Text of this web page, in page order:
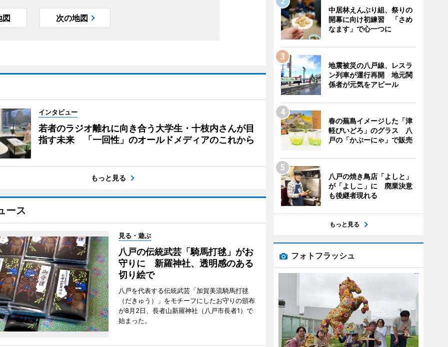
図 次の地図
インタビュー
若者のラジオ離れに向き合う大学生・十枝内さんが目
指す未来 「一回性」のオールドメディアのこれから
もっと見る
ース
見る・遊ぶ
八戸の伝統武芸「騎馬打毬」がお
守りに 新羅神社、透明感のある
切り絵で
八戸を代表する伝統武芸「加賀美流騎馬打毬
（だきゅう）」をモチーフにしたお守りの頒布
が8月2日、長者山新羅神社（八戸市長者1）で
始まった。
中居林えんぶり組、祭りの
開幕に向け初練習 「さめ
なます」で心一つに
地震被災の八戸線、レスラ
ン列車が運行再開 地元関
係者が元気をアピール
春の蕪島イメージした「津
軽びいどろ」のグラス 八
戸の「かぶーにゃ」で販売
八戸の焼き鳥店「よしと」
が「よしこ」に 廃業決意
も後継者現れる
もっと見る
フォトフラッシュ